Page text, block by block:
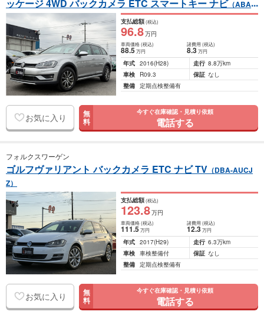
ッケージ 4WD バックカメラ ETC スマートキー ナビ（ABA-
AUCJSF）
支払総額(税込)
96.8万円
車両価格(税込)
88.5万円
諸費用 (税込)
8.3 万円
年式 2016(H28) 走行 8.8万km
車検
R09.3 保証 なし
整備 定期点検整備有
お気に入り 無
料
今すぐ在庫確認・見積り依頼
電話する
フォルクスワーゲン
ゴルフヴァリアント バックカメラ ETC ナビ TV （DBA-AUCJ
Z）
支払総額(税込)
123.8万円
車両価格(税込)
111.5万円
諸費用 (税込)
12.3 万円
年式 2017(H29) 走行 6.3万km
車検 車検整備付 保証 なし
整備 定期点検整備有
お気に入り 無
料
今すぐ在庫確認・見積り依頼
電話する